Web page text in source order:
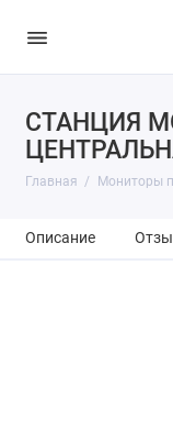
СТАНЦИЯ
Главная Мониторы
Описание